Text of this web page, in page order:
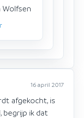
Wolfsen
16 april 2017
afgekocht, is
begrijp ik dat